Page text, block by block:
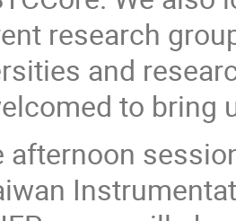
research
and
to bring
afternoon